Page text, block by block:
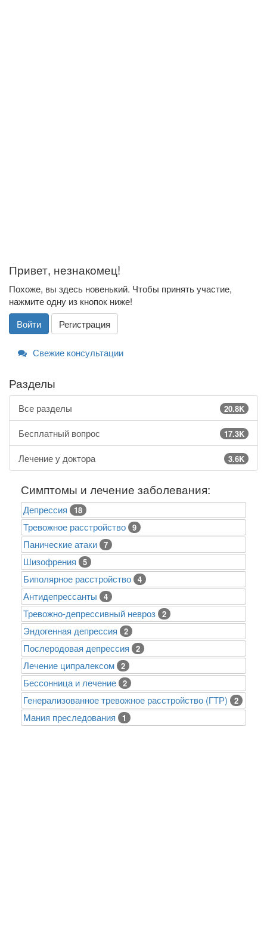
Привет, незнакомец!
Похоже, вы здесь новенький. Чтобы принять участие,
нажмите одну из кнопок ниже!
Войти
Регистрация
Свежие консультации
Разделы
Все разделы 20.8K
Бесплатный вопрос 17.3K
Лечение у доктора 3.6K
Симптомы и лечение заболевания:
Депрессия 18
Тревожное расстройство 9
Панические атаки 7
Шизофрения 5
Биполярное расстройство 4
Антидепрессанты 4
Тревожно-депрессивный невроз 2
Эндогенная депрессия 2
Послеродовая депрессия 2
Лечение ципралексом 2
Бессонница и лечение 2
Генерализованное тревожное расстройство (ГТР) 2
Mания преследования 1